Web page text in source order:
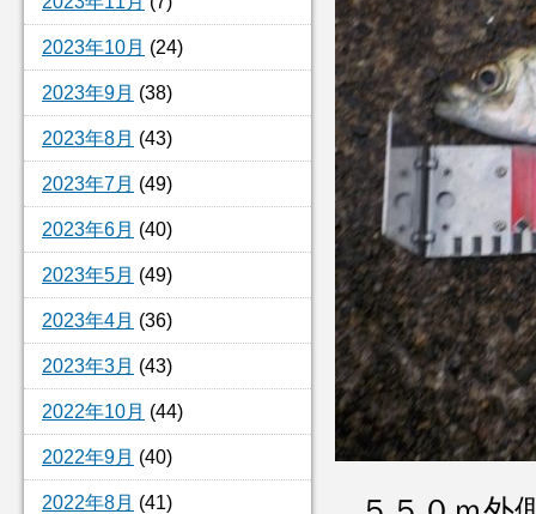
2023年10月 (24)
2023年9月 (38)
2023年8月 (43)
2023年7月 (49)
2023年6月 (40)
2023年5月 (49)
2023年4月 (36)
2023年3月 (43)
2022年10月 (44)
2022年9月 (40)
2022年8月 (41)